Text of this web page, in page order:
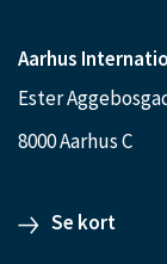
Aarhus
Ester
8000 Aarhus C
Se kort